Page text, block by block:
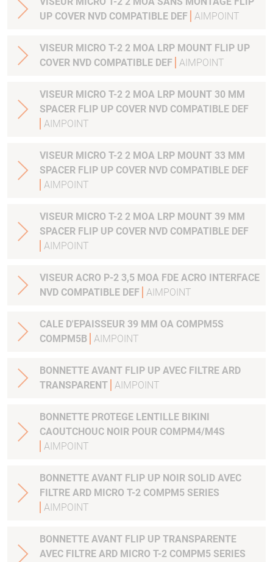
UP COVER NVD COMPATIBLE DEF AIMPOINT
VISEUR MICRO T-2 2 MOA LRP MOUNT FLIP UP
COVER NVD COMPATIBLE DEF AIMPOINT
VISEUR MICRO T-2 2 MOA LRP MOUNT 30 MM
SPACER FLIP UP COVER NVD COMPATIBLE DEF
AIMPOINT
VISEUR MICRO T-2 2 MOA LRP MOUNT 33 MM
SPACER FLIP UP COVER NVD COMPATIBLE DEF
AIMPOINT
VISEUR MICRO T-2 2 MOA LRP MOUNT 39 MM
SPACER FLIP UP COVER NVD COMPATIBLE DEF
AIMPOINT
VISEUR ACRO P-2 3,5 MOA FDE ACRO INTERFACE
NVD COMPATIBLE DEF AIMPOINT
CALE D'EPAISSEUR 39 MM OA COMPM5S
COMPM5B AIMPOINT
BONNETTE AVANT FLIP UP AVEC FILTRE ARD
TRANSPARENT AIMPOINT
BONNETTE PROTEGE LENTILLE BIKINI
CAOUTCHOUC NOIR POUR COMPM4/M4S
AIMPOINT
BONNETTE AVANT FLIP UP NOIR SOLID AVEC
FILTRE ARD MICRO T-2 COMPM5 SERIES
AIMPOINT
BONNETTE AVANT FLIP UP TRANSPARENTE
AVEC FILTRE ARD MICRO T-2 COMPM5 SERIES